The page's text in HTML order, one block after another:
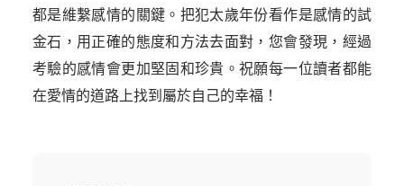
都是維繫感情的關鍵。把犯太歲年份看作是感情的試
金石，用正確的態度和方法去面對，您會發現，經過
考驗的感情會更加堅固和珍貴。祝願每一位讀者都能
在愛情的道路上找到屬於自己的幸福！